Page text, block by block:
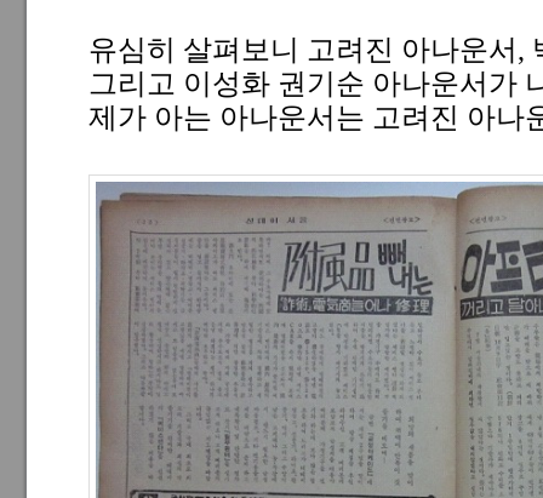
유심히 살펴보니 고려진 아나운서,
그리고 이성화 권기순 아나운서가
제가 아는 아나운서는 고려진 아나